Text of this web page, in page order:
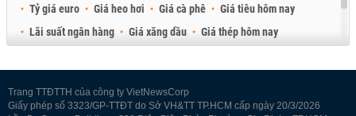
Tỷ giá euro
Giá heo hơi Giá cà phê
Giá tiêu hôm nay
Lãi suất ngân hàng
Giá xăng dầu
Giá thép hôm nay
Trang TTĐTTH của công ty VietNewsCorp
Giấy phép số 3323/GP-TTĐT do Sở VH&TT TP.HCM cấp ngày 20/3/2026